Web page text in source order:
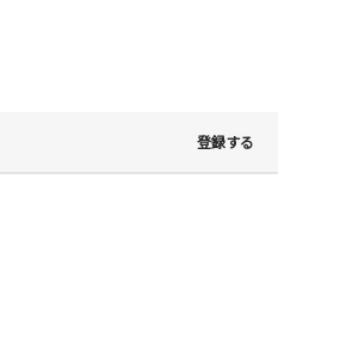
登録する